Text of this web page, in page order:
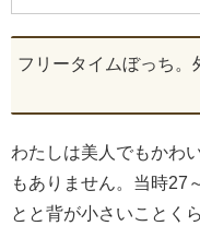
フリータイムぼっち
わたしは美人でもかわ
もありません。当時27
とと背が小さいことく